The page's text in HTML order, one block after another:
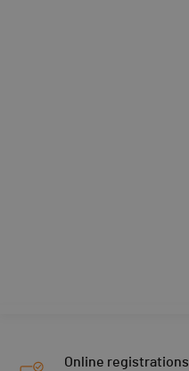
Online registrations